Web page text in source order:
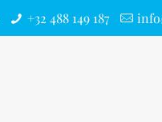
+32 488 149 187